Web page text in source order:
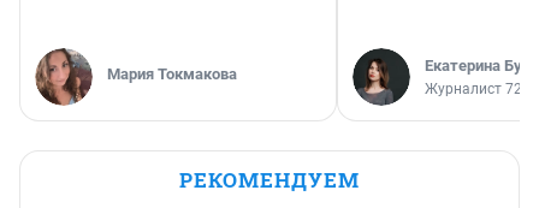
Мария Токмакова Екатерина
Журналист
РЕКОМЕНДУЕМ